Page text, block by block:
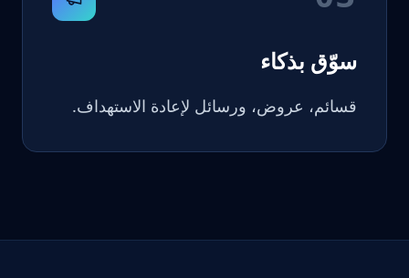
سوّق بذكاء
قسائم، عروض، ورسائل لإعادة الاستهداف.